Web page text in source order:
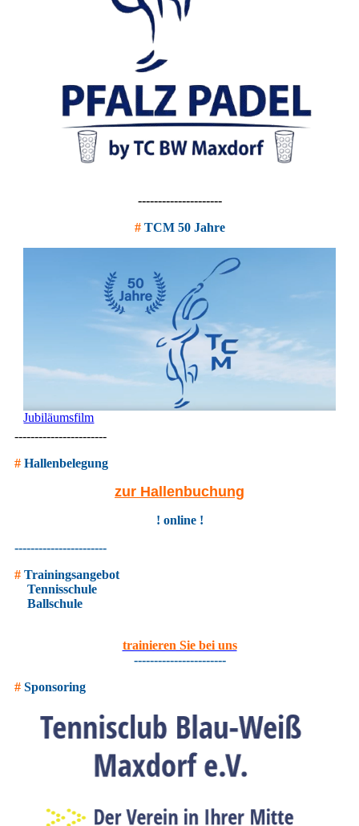
---------------------
# TCM 50 Jahre
Jubiläumsfilm
-----------------------
#Hallenbelegung
zur Hallenbuchung
! online !
-----------------------
# Trainingsangebot
Tennisschule
Ballschule
trainieren Sie bei uns
-----------------------
# Sponsoring